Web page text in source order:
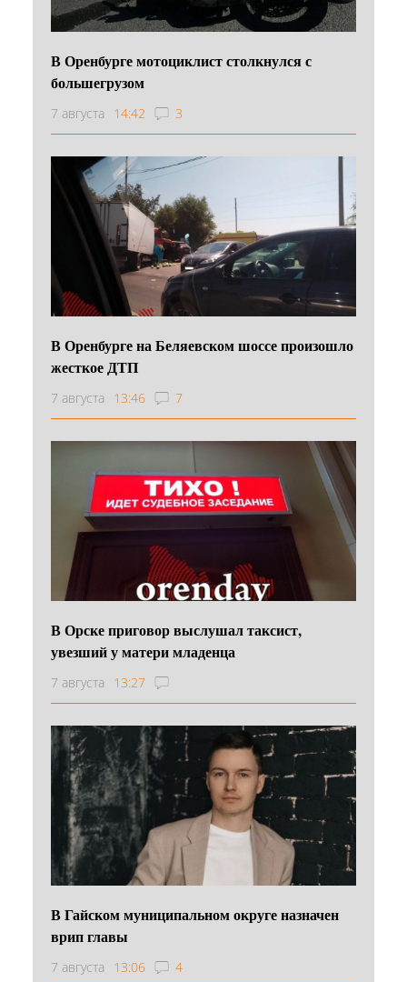
В Оренбурге мотоциклист столкнулся с
большегрузом
7 августа 14:42 3
В Оренбурге на Беляевском шоссе произошло
жесткое ДТП
7 августа 13:46 7
В Орске приговор выслушал таксист,
увезший у матери младенца
7 августа 13:27
В Гайском муниципальном округе назначен
врип главы
7 августа 13:06 4